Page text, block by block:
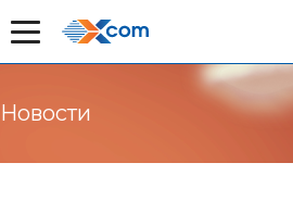
Новости